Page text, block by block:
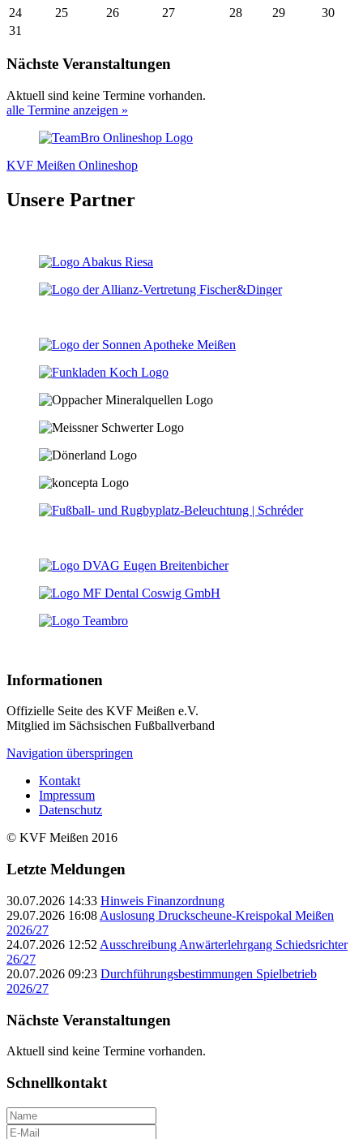
24
25 26 27 28 29
30
31
Nächste Veranstaltungen
Aktuell sind keine Termine vorhanden.
alle Termine anzeigen »
KVF Meißen Onlineshop
Unsere Partner
Informationen
Offizielle Seite des KVF Meißen e.V.
Mitglied im Sächsischen Fußballverband
Navigation überspringen
Kontakt
Impressum
Datenschutz
© KVF Meißen 2016
Letzte Meldungen
30.07.2026 14:33 Hinweis Finanzordnung
29.07.2026 16:08 Auslosung Druckscheune-Kreispokal Meißen
2026/27
24.07.2026 12:52 Ausschreibung Anwärterlehrgang Schiedsrichter
26/27
20.07.2026 09:23 Durchführungsbestimmungen Spielbetrieb
2026/27
Nächste Veranstaltungen
Aktuell sind keine Termine vorhanden.
Schnellkontakt